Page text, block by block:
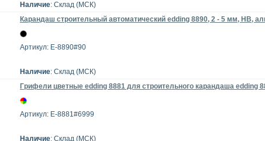
Наличие: Склад (МСК)
Карандаш строительный автоматический edding 8890, 2 - 5 мм, HB,
Артикул: E-8890#90
Наличие: Склад (МСК)
Грифели цветные edding 8881 для строительного карандаша edding
Артикул: E-8881#6999
Наличие: Склад (МСК)